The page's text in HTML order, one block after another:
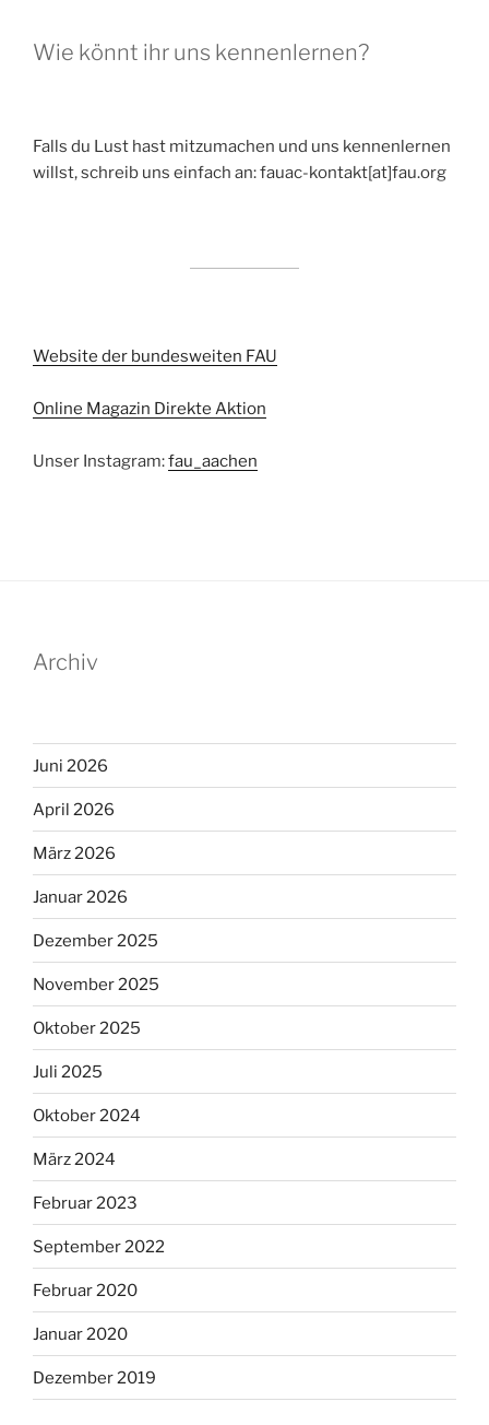
Wie könnt ihr uns kennenlernen?
Falls du Lust hast mitzumachen und uns kennenlernen
willst, schreib uns einfach an: fauac-kontakt[at]fau.org
Website der bundesweiten FAU
Online Magazin Direkte Aktion
Unser Instagram:fau_aachen
Archiv
Juni 2026
April 2026
März 2026
Januar 2026
Dezember 2025
November 2025
Oktober 2025
Juli 2025
Oktober 2024
März 2024
Februar 2023
September 2022
Februar 2020
Januar 2020
Dezember 2019